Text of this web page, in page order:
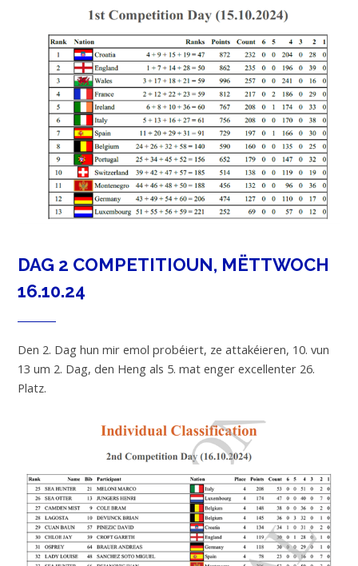
DAG 2 COMPETITIOUN, MËTTWOCH
16.10.24
Den 2. Dag hun mir emol probéiert, ze attakéieren, 10. vun
13 um 2. Dag, den Heng als 5. mat enger excellenter 26.
Platz.